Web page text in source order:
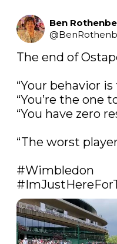
Ben
@
The end of
“Your behavior
“You’re the one
“You have zero
“The worst
#Wimbledon